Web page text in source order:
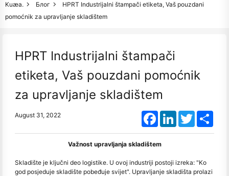
Kuæa. Блог
HPRT Industrijalni štampači etiketa, Vaš pouzdani
pomoćnik za upravljanje skladištem
HPRT Industrijalni štampači
etiketa, Vaš pouzdani pomoćnik
za upravljanje skladištem
August 31, 2022 FacebookLinkedInTwitter
Važnost upravljanja skladištem
Skladište je ključni deo logistike. U ovoj industriji postoji izreka: "Ko
god posjeduje skladište pobeđuje svijet". Upravljanje skladišta prolazi